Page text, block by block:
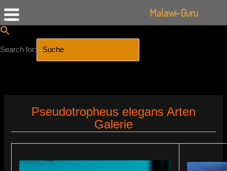
Search for:
Pseudotropheus elegans Arten
Galerie
Malawi-Guru